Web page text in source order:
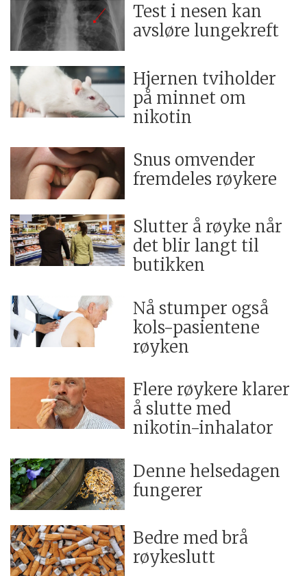
Test i nesen kan
avsløre lungekreft
Hjernen tviholder
på minnet om
nikotin
Snus omvender
fremdeles røykere
Slutter å røyke når
det blir langt til
butikken
Nå stumper også
kols-pasientene
røyken
Flere røykere klarer
å slutte med
nikotin-inhalator
Denne helsedagen
fungerer
Bedre med brå
røykeslutt